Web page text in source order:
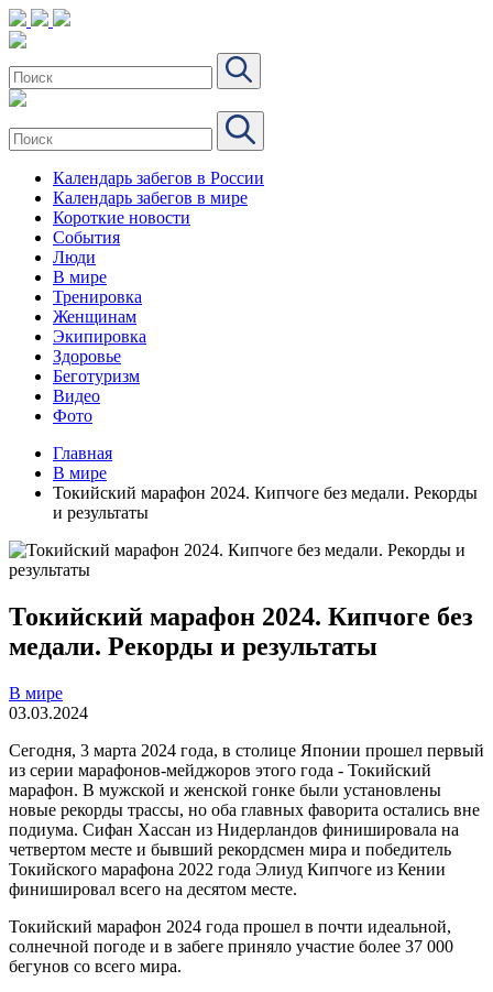
Календарь забегов в России
Календарь забегов в мире
Короткие новости
События
Люди
В мире
Тренировка
Женщинам
Экипировка
Здоровье
Беготуризм
Видео
Фото
Главная
В мире
Токийский марафон 2024. Кипчоге без медали. Рекорды
и результаты
Токийский марафон 2024. Кипчоге без
медали. Рекорды и результаты
В мире
03.03.2024
Сегодня, 3 марта 2024 года, в столице Японии прошел первый
из серии марафонов-мейджоров этого года - Токийский
марафон. В мужской и женской гонке были установлены
новые рекорды трассы, но оба главных фаворита остались вне
подиума. Сифан Хассан из Нидерландов финишировала на
четвертом месте и бывший рекордсмен мира и победитель
Токийского марафона 2022 года Элиуд Кипчоге из Кении
финишировал всего на десятом месте.
Токийский марафон 2024 года прошел в почти идеальной,
солнечной погоде и в забеге приняло участие более 37 000
бегунов со всего мира.